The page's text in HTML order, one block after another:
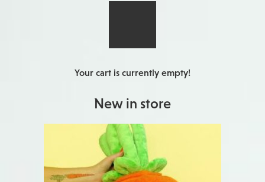
Your cart is currently empty!
New in store